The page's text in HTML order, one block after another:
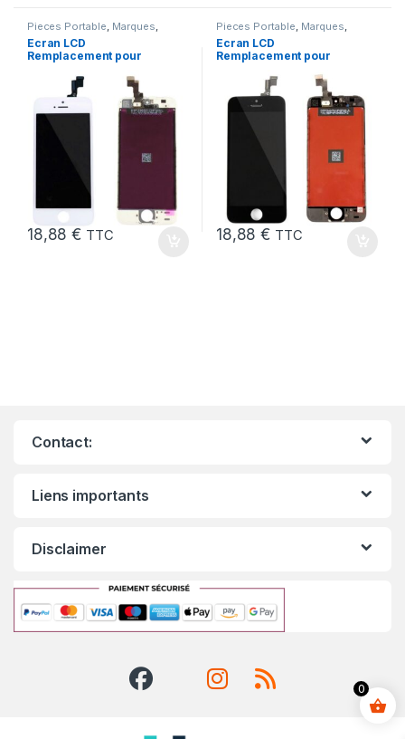
Pieces Portable Marques
iPhone 5s
Ecran LCD
Remplacement pour
tactile + Outils
18,88€ TTC
Pieces Portable Marques
iPhone 5s
Ecran LCD
Remplacement pour
tactile + Outils
18,88€ TTC
Contact:
Liens importants
Disclaimer
0